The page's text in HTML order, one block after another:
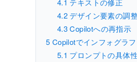
4.2 デザイン要素の調
4.3Copilotへの再指示
5 Copilotでインフォグラ
5.1 プロンプトの具体